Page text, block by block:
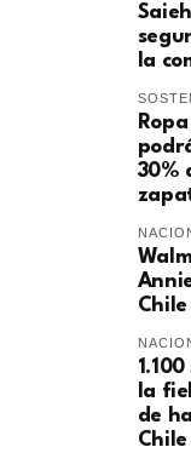
la
30%
Chile
la
de
Chile